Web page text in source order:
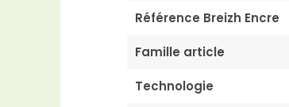
Référence Breizh Encre
Famille article
Technologie